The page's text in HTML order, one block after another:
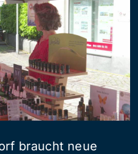
braucht neue